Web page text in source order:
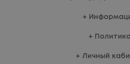
Политика
Личный